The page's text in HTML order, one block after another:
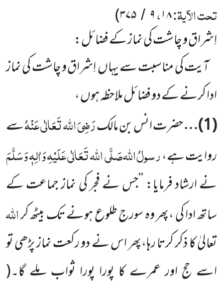
تحت الآیۃ:۱۸،۹ / ۳۷۵)
اِشراق و چاشت کی نماز کے فضائل:
آیت کی مناسبت سے یہاںاِشراق و چاشت کی نماز
ادا کرنے کے دو فضائل ملاحظہ ہوں ،
(
1
)…حضرت انس بن مالکرَضِیَ اللہ تَعَالٰی عَنْہُسے
روایت ہے،رسولُاللہصَلَّی اللہ تَعَالٰی عَلَیْہِ وَاٰلِہٖ وَسَلَّمَ
نے ارشاد فرمایا: ’’جس نے فجر کی نماز جماعت کے
ساتھ ادا کی ،پھر وہ سورج طلوع ہونے تک بیٹھ کراللہ
تعالیٰ کا ذکر کرتا رہا،پھر اس نے دو رکعت نماز پڑھی تو
اسے حج اور عمرے کا پورا پورا ثواب ملے گا۔(